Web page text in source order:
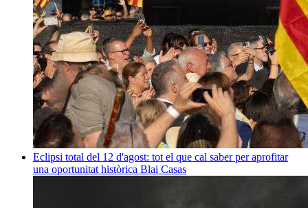
Eclipsi total del 12 d'agost: tot el que cal saber per aprofitar
una oportunitat històrica Blai Casas